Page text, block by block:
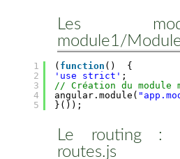
Les
module1/
1
2
3
4
5
( function ()  {
'use strict' ;
// Création du module
angular.module(
}());
Le routing :
routes.js